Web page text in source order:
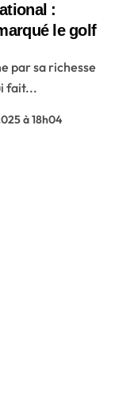
:
le golf
fait...
à 18h04